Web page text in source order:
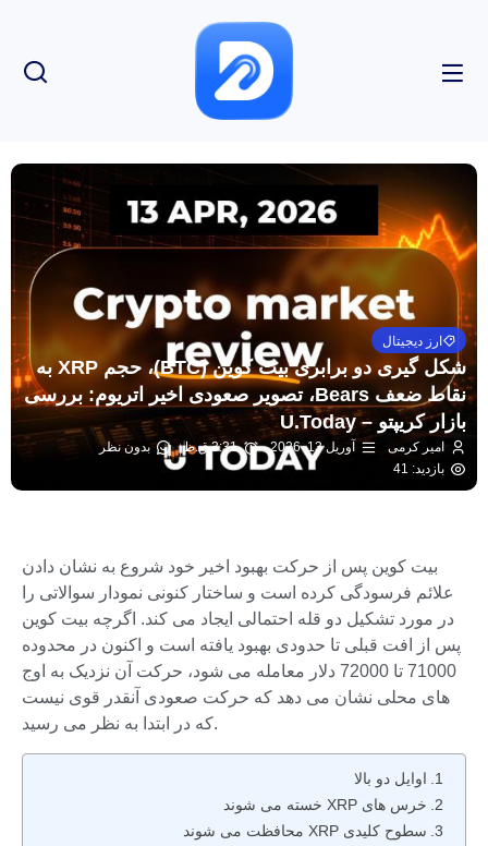
ارز دیجیتال
شکل گیری دو برابری بیت کوین (BTC)، حجم XRP به
نقاط ضعف Bears، تصویر صعودی اخیر اتریوم: بررسی
بازار کریپتو – U.Today
امیر کرمی آوریل 13, 2026 3:31 ق.ظ
بدون نظر
بازدید: 41
بیت کوین پس از حرکت بهبود اخیر خود شروع به نشان دادن
علائم فرسودگی کرده است و ساختار کنونی نمودار سوالاتی را
در مورد تشکیل دو قله احتمالی ایجاد می کند. اگرچه بیت کوین
پس از افت قبلی تا حدودی بهبود یافته است و اکنون در محدوده
71000 تا 72000 دلار معامله می شود، حرکت آن نزدیک به اوج
های محلی نشان می دهد که حرکت صعودی آنقدر قوی نیست
که در ابتدا به نظر می رسید.
اوایل دو بالا
خرس های XRP خسته می شوند
سطوح کلیدی XRP محافظت می شوند